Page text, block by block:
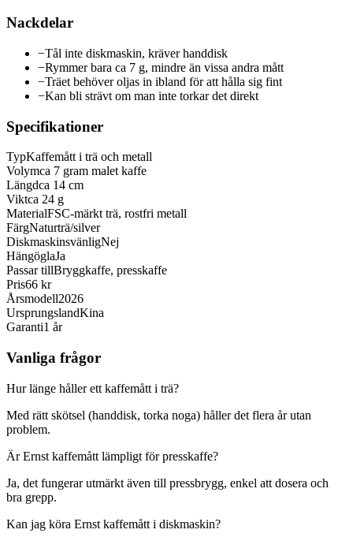
Nackdelar
−Tål inte diskmaskin, kräver handdisk
−Rymmer bara ca 7 g, mindre än vissa andra mått
−Träet behöver oljas in ibland för att hålla sig fint
−Kan bli strävt om man inte torkar det direkt
Specifikationer
TypKaffemått i trä och metall
Volymca 7 gram malet kaffe
Längdca 14 cm
Viktca 24 g
MaterialFSC-märkt trä, rostfri metall
FärgNaturträ/silver
DiskmaskinsvänligNej
HängöglaJa
Passar tillBryggkaffe, presskaffe
Pris66 kr
Årsmodell2026
UrsprungslandKina
Garanti1 år
Vanliga frågor
Hur länge håller ett kaffemått i trä?
Med rätt skötsel (handdisk, torka noga) håller det flera år utan
problem.
Är Ernst kaffemått lämpligt för presskaffe?
Ja, det fungerar utmärkt även till pressbrygg, enkel att dosera och
bra grepp.
Kan jag köra Ernst kaffemått i diskmaskin?